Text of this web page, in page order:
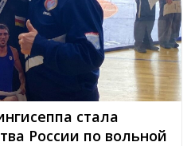
стала
России по вольной